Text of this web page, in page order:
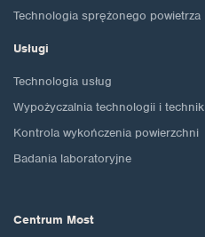
Technologia sprężonego powietrza
Usługi
Technologia usług
Wypożyczalnia technologii i technik
Kontrola wykończenia powierzchni
Badania laboratoryjne
Centrum Most